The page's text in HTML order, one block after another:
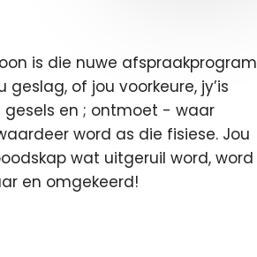
is die nuwe afspraakprogram
of jou voorkeure, jy’is
gesels en ; ontmoet - waar
word as die fisiese. Jou
wat uitgeruil word, word
en omgekeerd!